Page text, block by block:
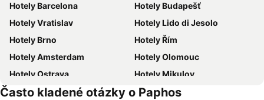
Hotely Barcelona
Hotely Budapešť
Hotely Vratislav
Hotely Lido di Jesolo
Hotely Brno
Hotely Řím
Hotely Amsterdam
Hotely Olomouc
Hotely Ostrava
Hotely Mikulov
Hotely Hurghada
Hotely Znojmo
Často kladené otázky o Paphos